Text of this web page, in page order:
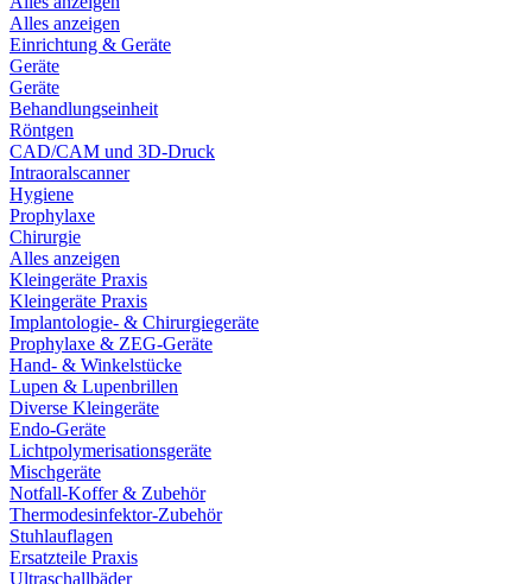
Alles anzeigen
Einrichtung & Geräte
Geräte
Geräte
Behandlungseinheit
Röntgen
CAD/CAM und 3D-Druck
Intraoralscanner
Hygiene
Prophylaxe
Chirurgie
Alles anzeigen
Kleingeräte Praxis
Kleingeräte Praxis
Implantologie- & Chirurgiegeräte
Prophylaxe & ZEG-Geräte
Hand- & Winkelstücke
Lupen & Lupenbrillen
Diverse Kleingeräte
Endo-Geräte
Lichtpolymerisationsgeräte
Mischgeräte
Notfall-Koffer & Zubehör
Thermodesinfektor-Zubehör
Stuhlauflagen
Ersatzteile Praxis
Ultraschallbäder